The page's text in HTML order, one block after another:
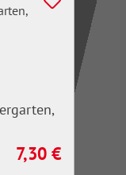
Regulärer Preis:
7,30 €